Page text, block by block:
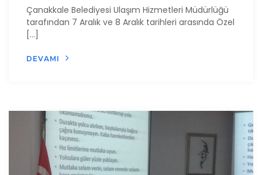
Çanakkale Belediyesi Ulaşım Hizmetleri Müdürlüğü
tarafından 7 Aralık ve 8 Aralık tarihleri arasında Özel
[…]
DEVAMI